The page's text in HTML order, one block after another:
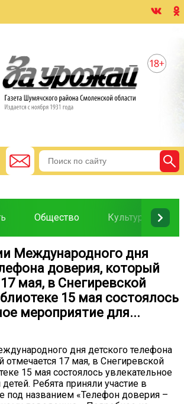
Общество Культура
Международного дня
доверия, который
мая, в Снегиревской
15 мая состоялось
мероприятие для...
дня детского телефона
отмечается 17 мая, в Снегиревской
15 мая состоялось увлекательное
Ребята приняли участие в
под названием «Телефон доверия –